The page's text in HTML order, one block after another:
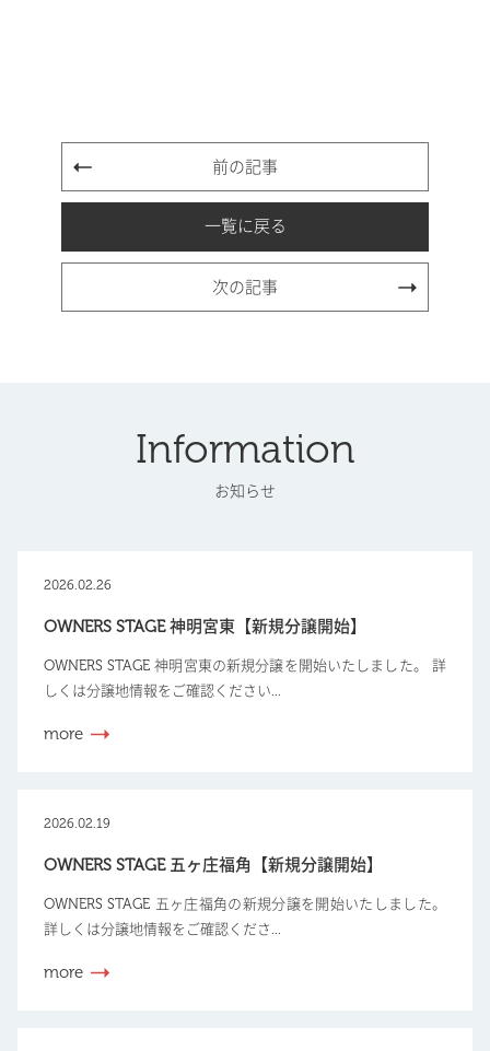
前の記事
一覧に戻る
次の記事
Information
お知らせ
2026.02.26
OWNERS STAGE 神明宮東【新規分譲開始】
OWNERS STAGE 神明宮東の新規分譲を開始いたしました。 詳
しくは分譲地情報をご確認ください...
more
2026.02.19
OWNERS STAGE 五ヶ庄福角【新規分譲開始】
OWNERS STAGE 五ヶ庄福角の新規分譲を開始いたしました。
詳しくは分譲地情報をご確認くださ...
more